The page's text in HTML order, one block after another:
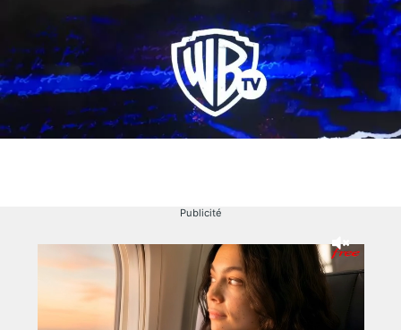
Publicité